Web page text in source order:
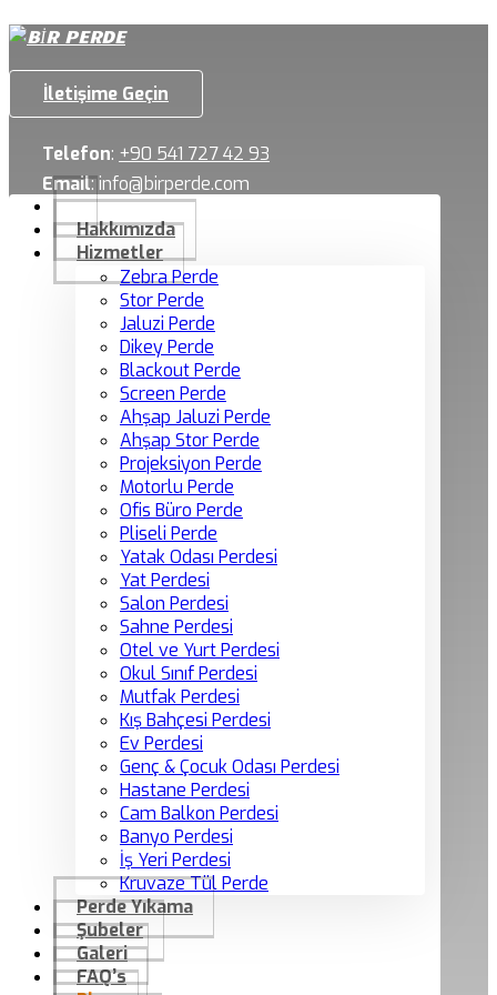
İletişime Geçin
Telefon: +90 541 727 42 93
Email:info@birperde.com
Hakkımızda
Hizmetler
Zebra Perde
Stor Perde
Jaluzi Perde
Dikey Perde
Blackout Perde
Screen Perde
Ahşap Jaluzi Perde
Ahşap Stor Perde
Projeksiyon Perde
Motorlu Perde
Ofis Büro Perde
Pliseli Perde
Yatak Odası Perdesi
Yat Perdesi
Salon Perdesi
Sahne Perdesi
Otel ve Yurt Perdesi
Okul Sınıf Perdesi
Mutfak Perdesi
Kış Bahçesi Perdesi
Ev Perdesi
Genç & Çocuk Odası Perdesi
Hastane Perdesi
Cam Balkon Perdesi
Banyo Perdesi
İş Yeri Perdesi
Kruvaze Tül Perde
Perde Yıkama
Şubeler
Galeri
FAQ’s